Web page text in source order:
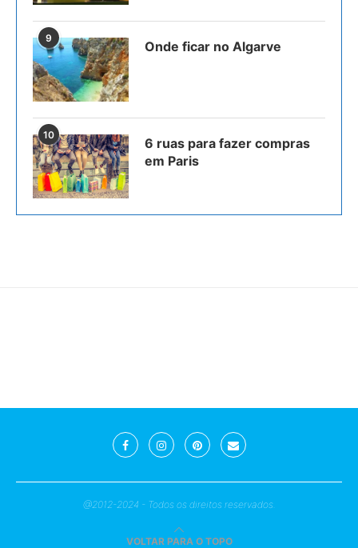
9
Onde ficar no Algarve
10
6 ruas para fazer compras
em Paris
@2012-2024 - Todos os direitos reservados.
VOLTAR PARA O TOPO